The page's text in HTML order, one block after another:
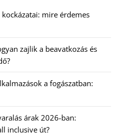
mire érdemes
zajlik a beavatkozás és
a fogászatban:
árak 2026-ban:
inclusive út?